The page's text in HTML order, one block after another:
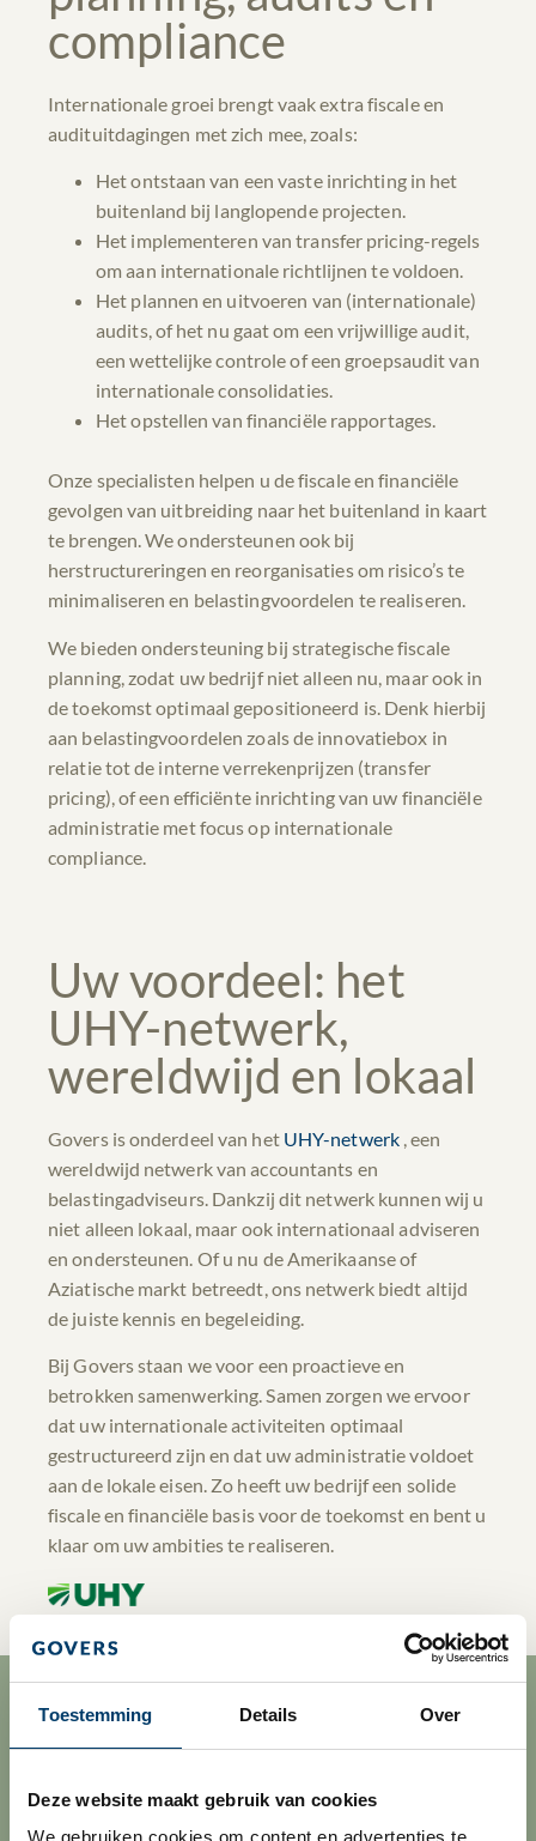
Toestemming Details Over
Deze website maakt gebruik van cookies
We gebruiken cookies om content en advertenties te
compliance
Internationale groei brengt vaak extra fiscale en
audituitdagingen met zich mee, zoals:
Het ontstaan van een vaste inrichting in het
buitenland bij langlopende projecten.
Het implementeren van transfer pricing-regels
om aan internationale richtlijnen te voldoen.
Het plannen en uitvoeren van (internationale)
audits, of het nu gaat om een vrijwillige audit,
een wettelijke controle of een groepsaudit van
internationale consolidaties.
Het opstellen van financiële rapportages.
Onze specialisten helpen u de fiscale en financiële
gevolgen van uitbreiding naar het buitenland in kaart
te brengen. We ondersteunen ook bij
herstructureringen en reorganisaties om risico’s te
minimaliseren en belastingvoordelen te realiseren.
We bieden ondersteuning bij strategische fiscale
planning, zodat uw bedrijf niet alleen nu, maar ook in
de toekomst optimaal gepositioneerd is. Denk hierbij
aan belastingvoordelen zoals de innovatiebox in
relatie tot de interne verrekenprijzen (transfer
pricing), of een efficiënte inrichting van uw financiële
administratie met focus op internationale
compliance.
Uw voordeel: het
UHY-netwerk,
wereldwijd en lokaal
Govers is onderdeel van het UHY-netwerk, een
wereldwijd netwerk van accountants en
belastingadviseurs. Dankzij dit netwerk kunnen wij u
niet alleen lokaal, maar ook internationaal adviseren
en ondersteunen. Of u nu de Amerikaanse of
Aziatische markt betreedt, ons netwerk biedt altijd
de juiste kennis en begeleiding.
Bij Govers staan we voor een proactieve en
betrokken samenwerking. Samen zorgen we ervoor
dat uw internationale activiteiten optimaal
gestructureerd zijn en dat uw administratie voldoet
aan de lokale eisen. Zo heeft uw bedrijf een solide
fiscale en financiële basis voor de toekomst en bent u
klaar om uw ambities te realiseren.
KLANTVERHAAL
Plato Group en
Govers